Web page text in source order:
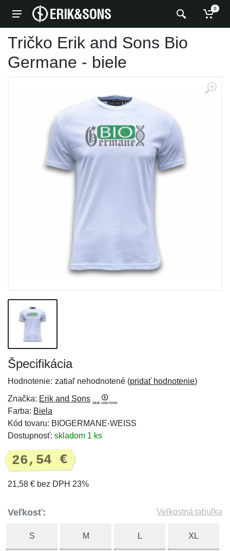
0
Tričko Erik and Sons Bio
Germane - biele
Špecifikácia
Hodnotenie: zatiaľ nehodnotené (pridať hodnotenie)
Značka: Erik and Sons
Farba: Biela
Kód tovaru: BIOGERMANE-WEISS
Dostupnosť: skladom 1 ks
26,54 €
21,58 € bez DPH 23%
Veľkosť: Veľkostná tabuľka
S M L XL